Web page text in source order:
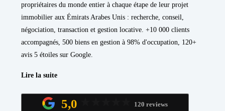
propriétaires du monde entier à chaque étape de leur projet
immobilier aux Émirats Arabes Unis : recherche, conseil,
négociation, transaction et gestion locative. +10 000 clients
accompagnés, 500 biens en gestion à 98% d'occupation, 120+
avis 5 étoiles sur Google.
Lire la suite
5,0 120 reviews